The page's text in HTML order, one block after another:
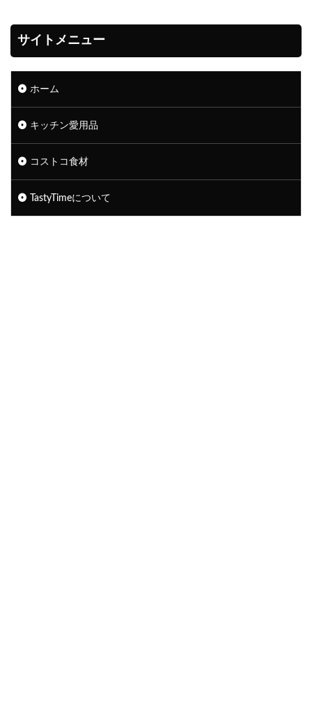
サイトメニュー
ホーム
キッチン愛用品
コストコ食材
TastyTimeについて